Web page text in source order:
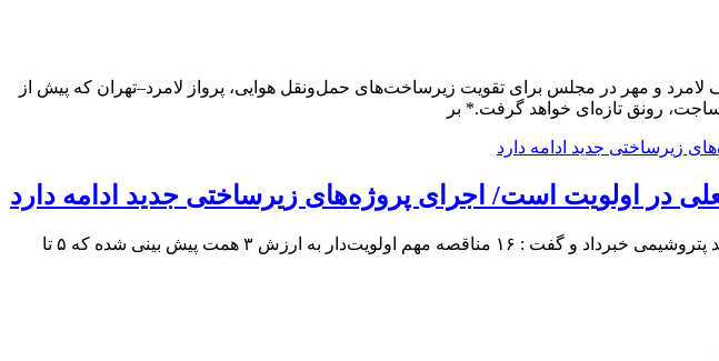
و مهر در مجلس برای تقویت زیرساخت‌های حمل‌ونقل هوایی، پرواز لامرد–تهران که پیش از
رونق تازه‌ای خواهد گرفت.* بر
در اولویت است/ اجرای پروژه‌های زیرساختی جدید ادامه دارد
مدیرعامل منطقه ویژه لامرد از اجرای طرح‌های بزرگ زیرساختی و به سرانجام رسیدن گازرسانی به یک واحد پتروشیمی خبرداد و گفت : ١۶ مناقصه مهم اولویت‌دار به ارزش ٣ همت پیش بینی شده که ۵ تا